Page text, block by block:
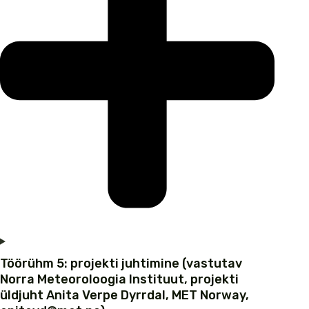
Töörühm 5: projekti juhtimine (vastutav
Norra Meteoroloogia Instituut, projekti
üldjuht Anita Verpe Dyrrdal, MET Norway,